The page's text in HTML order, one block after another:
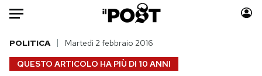
Auto
HOME
QUESTO ARTICOLO HA PIÙ DI 10 ANNI
POLITICA Martedì 2 febbraio 2016